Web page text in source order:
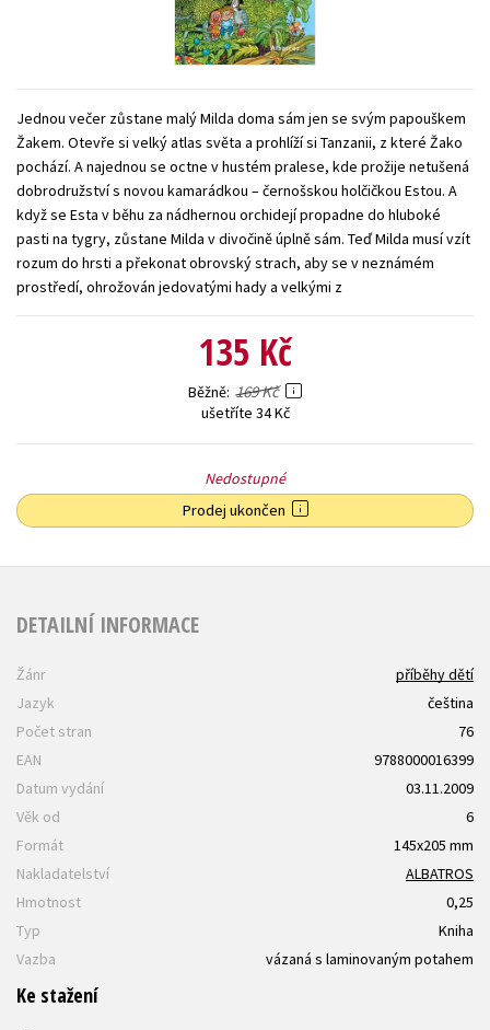
Zahraniční literatura
Jednou večer zůstane malý Milda doma sám jen se svým papouškem
Žakem. Otevře si velký atlas světa a prohlíží si Tanzanii, z které Žako
pochází. A najednou se octne v hustém pralese, kde prožije netušená
dobrodružství s novou kamarádkou – černošskou holčičkou Estou. A
když se Esta v běhu za nádhernou orchidejí propadne do hluboké
pasti na tygry, zůstane Milda v divočině úplně sám. Teď Milda musí vzít
rozum do hrsti a překonat obrovský strach, aby se v neznámém
prostředí, ohrožován jedovatými hady a velkými z
135 Kč
Běžně 169 Kč
ušetříte 34 Kč
Nedostupné
Prodej ukončen
DETAILNÍ INFORMACE
Žánr
příběhy dětí
Jazyk
čeština
Počet stran
76
EAN
9788000016399
Datum vydání
03.11.2009
Věk od
6
Formát
145x205 mm
Nakladatelství
ALBATROS
Hmotnost
0,25
Typ
Kniha
Vazba
vázaná s laminovaným potahem
Ke stažení